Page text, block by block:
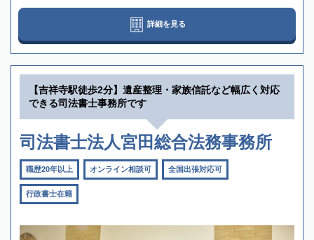
詳細を見る
【吉祥寺駅徒歩2分】遺産整理・家族信託など幅広く対応
できる司法書士事務所です
司法書士法人宮田総合法務事務所
職歴20年以上 オンライン相談可 全国出張対応可
行政書士在籍